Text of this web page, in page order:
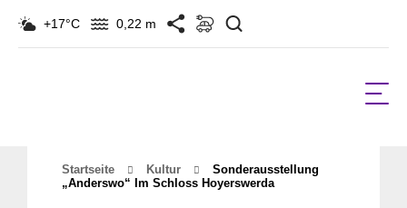
+17°C 0,22 m
Startseite Kultur
Sonderausstellung
„anderswo“ Im Schloss Hoyerswerda